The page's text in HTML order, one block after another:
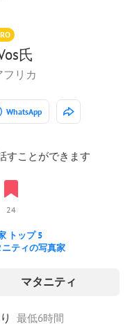
氏
リカ
WhatsApp
すことができます
24
トップ 5
ティの写真家
マタニティ
最低6時間